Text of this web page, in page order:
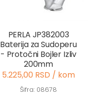
PERLA JP382003
Baterija za Sudoperu
- Protočni Bojler Izliv
200mm
5.225,00 RSD / kom
Šifra: 08678